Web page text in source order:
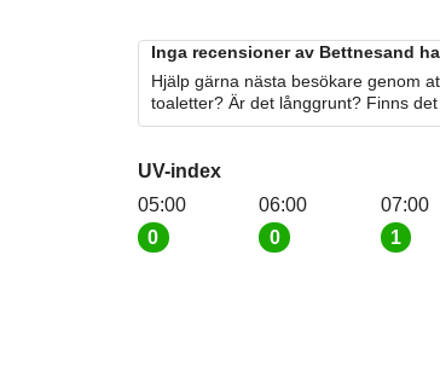
Inga recensioner av Bettnesand
Hjälp gärna nästa besökare genom
toaletter? Är det långgrunt? Finns
UV-index
05:00
0
06:00
0
07:00
1